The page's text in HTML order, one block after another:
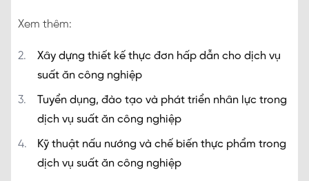
Xem thêm:
Xây dựng thiết kế thực đơn hấp dẫn cho dịch vụ
suất ăn công nghiệp
Tuyển dụng, đào tạo và phát triển nhân lực trong
dịch vụ suất ăn công nghiệp
Kỹ thuật nấu nướng và chế biến thực phẩm trong
dịch vụ suất ăn công nghiệp